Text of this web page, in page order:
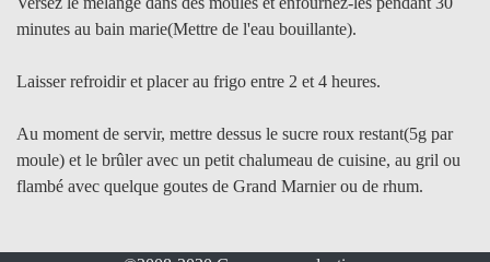
minutes au bain marie(Mettre de l'eau bouillante).
Laisser refroidir et placer au frigo entre 2 et 4 heures.
Au moment de servir, mettre dessus le sucre roux restant(5g par
moule) et le brûler avec un petit chalumeau de cuisine, au gril ou
flambé avec quelque goutes de Grand Marnier ou de rhum.